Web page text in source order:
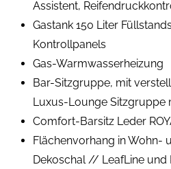
Assistent,
Gastank 150 Liter
Kontrollpanels
Gas-Warmwasserheizung
Bar-Sitzgruppe, mit
Luxus-Lounge Sitzgruppe
Comfort-Barsitz Leder
Flächenvorhang in Wohn-
Dekoschal // LeafLine und